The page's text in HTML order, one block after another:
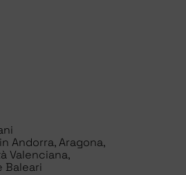
Andorra, Aragona,
Valenciana,
Baleari